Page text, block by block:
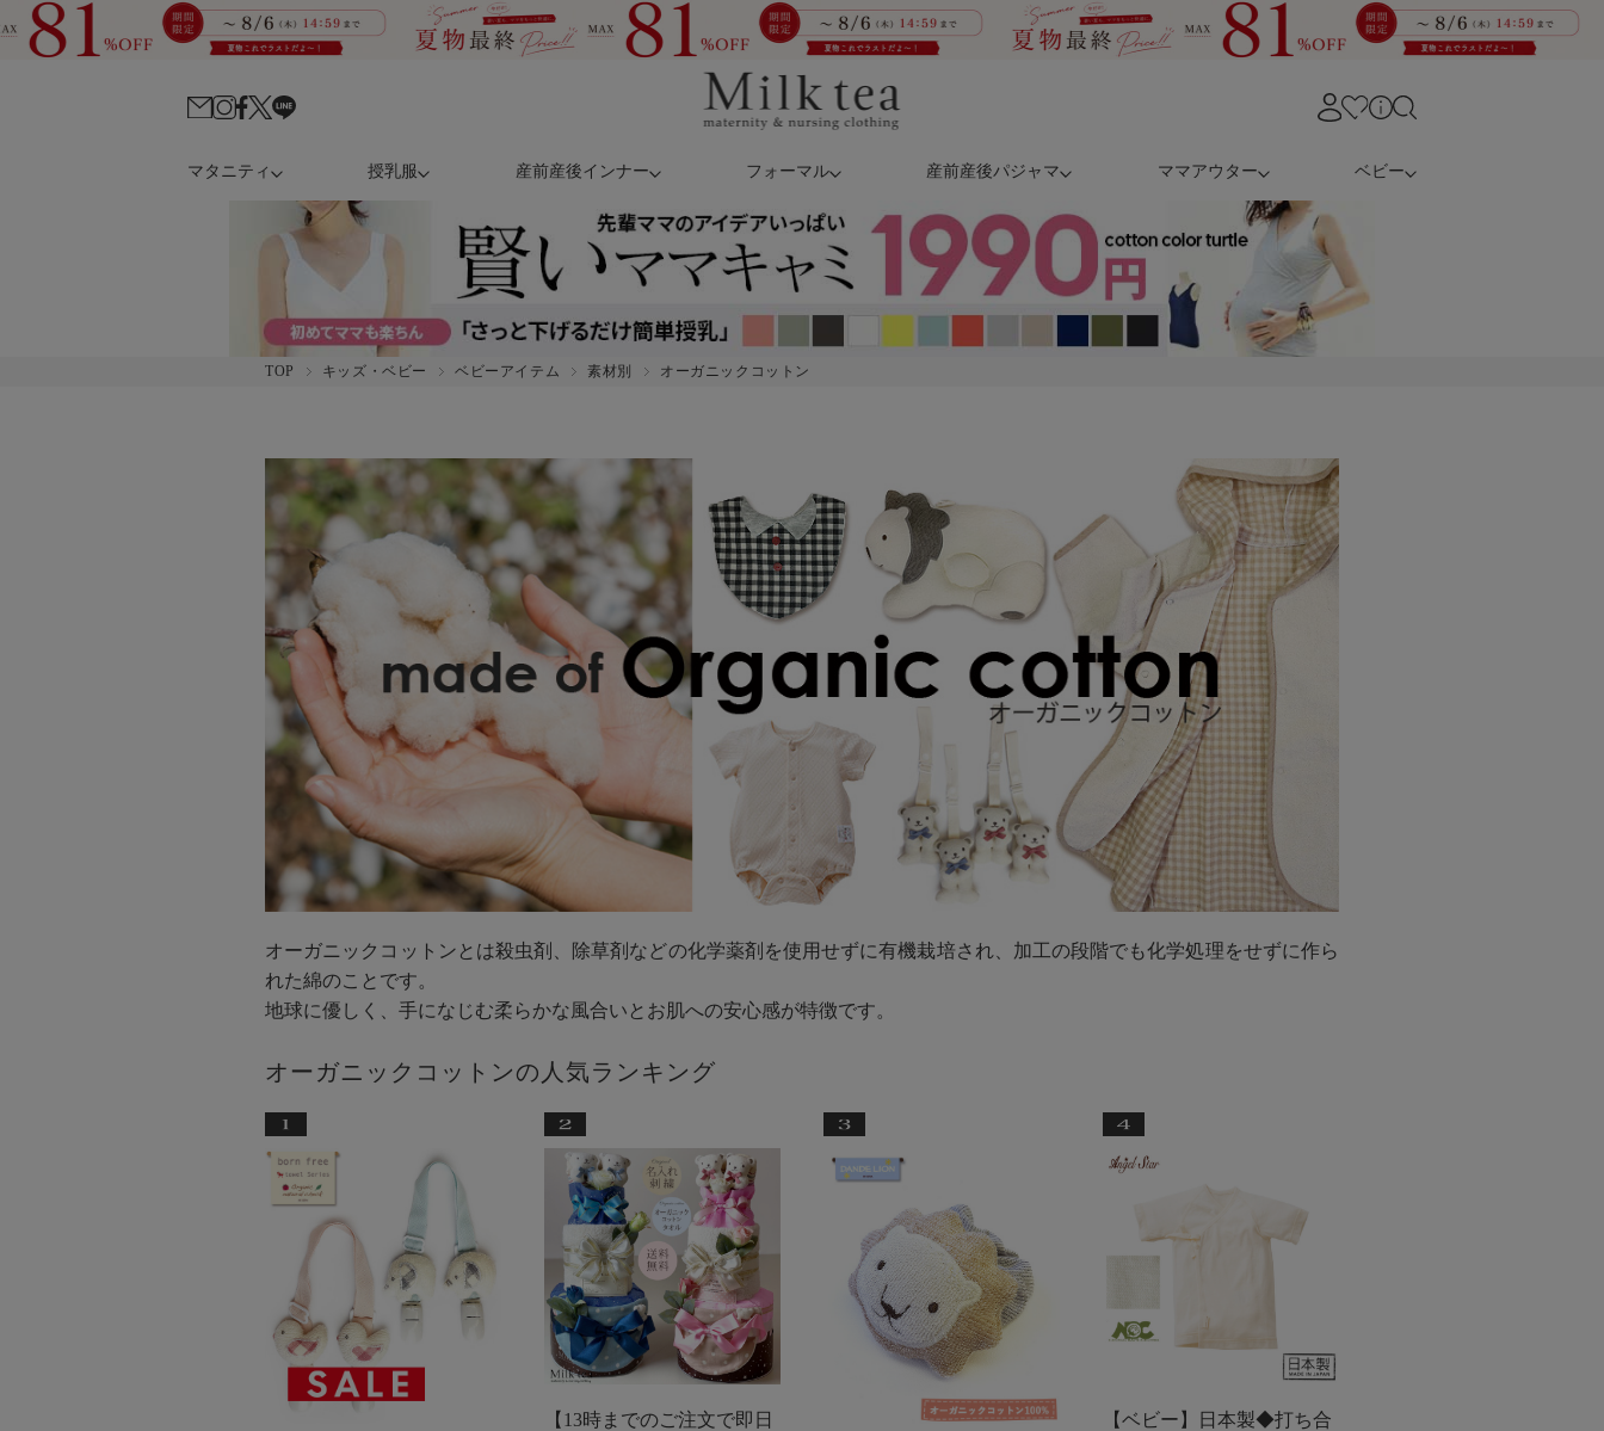
マタニティ 授乳服 産前産後インナー フォーマル 産前産後パジャマ ママアウター ベビー
TOP キッズ・ベビー ベビーアイテム 素材別 オーガニックコットン
オーガニックコットンとは殺虫剤、除草剤などの化学薬剤を使用せずに有機栽培され、加工の段階でも化学処理をせずに作ら
れた綿のことです。
地球に優しく、手になじむ柔らかな風合いとお肌への安心感が特徴です。
オーガニックコットンの人気ランキング
【13時までのご注文で即日
【ベビー】日本製◆打ち合